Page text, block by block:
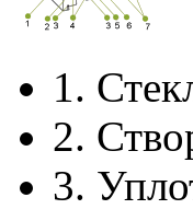
1.
2.
3.